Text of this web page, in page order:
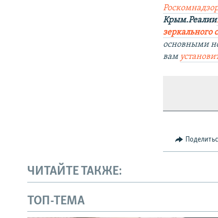
Крым.Реалии
зеркального
основными
вам
ЧИТАЙТЕ ТАКЖЕ:
ТОП-ТЕМА